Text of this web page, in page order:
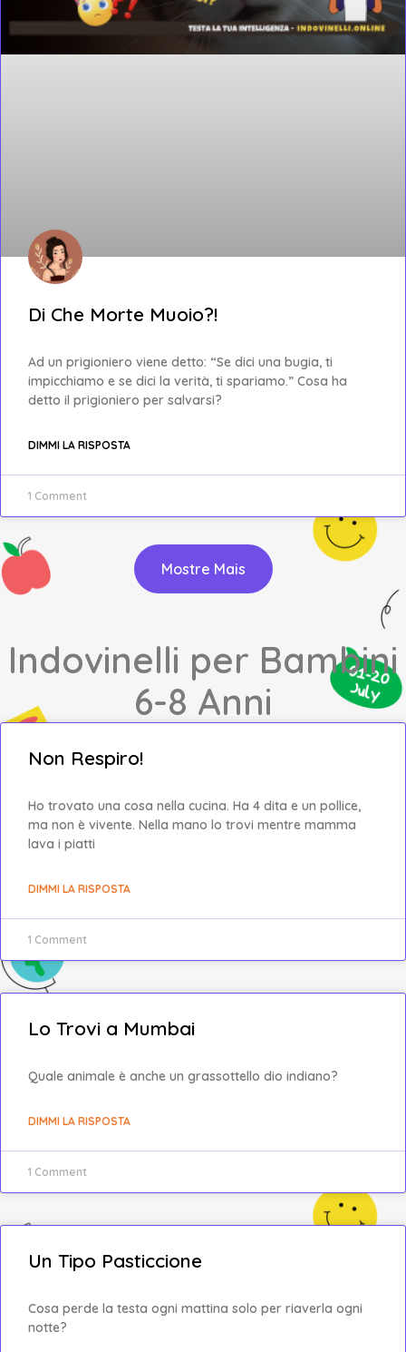
Di Che Morte Muoio?!
Ad un prigioniero viene detto: “Se dici una bugia, ti
impicchiamo e se dici la verità, ti spariamo.” Cosa ha
detto il prigioniero per salvarsi?
DIMMI LA RISPOSTA
1 Comment
Mostre Mais
Indovinelli per Bambini
6-8 Anni
Non Respiro!
Ho trovato una cosa nella cucina. Ha 4 dita e un pollice,
ma non è vivente. Nella mano lo trovi mentre mamma
lava i piatti
DIMMI LA RISPOSTA
1 Comment
Lo Trovi a Mumbai
Quale animale è anche un grassottello dio indiano?
DIMMI LA RISPOSTA
1 Comment
Un Tipo Pasticcione
Cosa perde la testa ogni mattina solo per riaverla ogni
notte?